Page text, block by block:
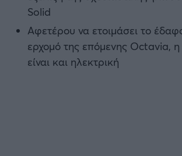
Solid
Αφετέρου να ετοιμάσει το
ερχομό της επόμενης Octavia,
είναι και ηλεκτρική